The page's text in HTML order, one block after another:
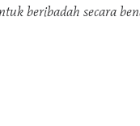
beribadah secara